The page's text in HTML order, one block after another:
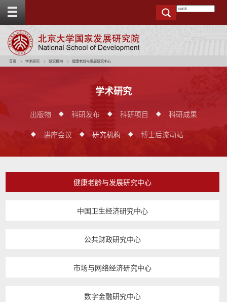
t
首页 学术研究 研究机构 健康老龄与发展研究中心
学术研究
出版物 科研发布 科研项目
科研成果
讲座会议
研究机构 博士后流动站
健康老龄与发展研究中心
中国卫生经济研究中心
公共财政研究中心
市场与网络经济研究中心
数字金融研究中心